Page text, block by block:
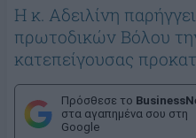
Η κ. Αδειλίνη
πρωτοδικών Βόλου
κατεπείγουσας
Πρόσθεσε το
στα αγαπημένα σου στη
Google